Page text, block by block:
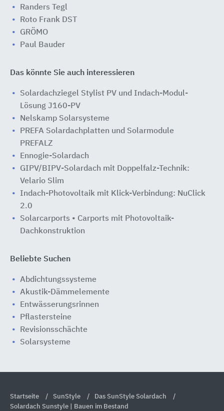
Randers Tegl
Roto Frank DST
GRÖMO
Paul Bauder
Das könnte Sie auch interessieren
Solardachziegel Stylist PV und Indach-Modul-
Lösung J160-PV
Nelskamp Solarsysteme
PREFA Solardachplatten und Solarmodule
PREFALZ
Ennogie-Solardach
GIPV/BIPV-Solardach mit Doppelfalz-Technik:
Velario Slim
Indach-Photovoltaik mit Klick-Verbindung: NuClick
2.0
Solarcarports • Carports mit Photovoltaik-
Dachkonstruktion
Beliebte Suchen
Abdichtungssysteme
Akustik-Dämmelemente
Entwässerungsrinnen
Pflastersteine
Revisionsschächte
Solarsysteme
Startseite SunStyle
Das SunStyle Solardach
Solardach Sunstyle | Bauen im Bestand